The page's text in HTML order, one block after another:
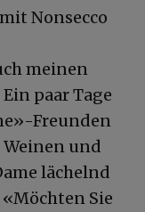
Nonsecco
meinen
paar Tage
Freunden
Weinen und
lächelnd
Sie